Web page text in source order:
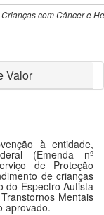
com Câncer e
Valor
à entidade,
(Emenda nº
de Proteção
de crianças
do Espectro Autista
Mentais
aprovado.